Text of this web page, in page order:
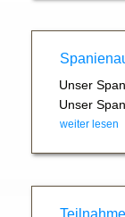
Unser
Unser
weiter lesen